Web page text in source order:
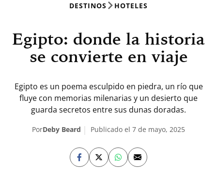
DESTINOS HOTELES
Egipto: donde la historia
se convierte en viaje
Egipto es un poema esculpido en piedra, un río que
fluye con memorias milenarias y un desierto que
guarda secretos entre sus dunas doradas.
PorDeby Beard Publicado el 7 de mayo, 2025